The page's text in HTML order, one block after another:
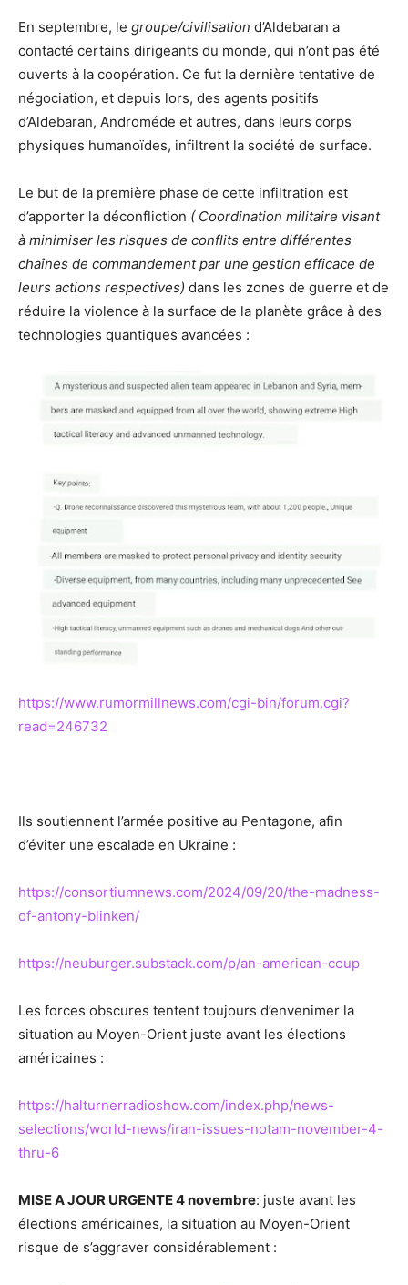
En septembre, le groupe/civilisation d’Aldebaran a
contacté certains dirigeants du monde, qui n’ont pas été
ouverts à la coopération. Ce fut la dernière tentative de
négociation, et depuis lors, des agents positifs
d’Aldebaran, Androméde et autres, dans leurs corps
physiques humanoïdes, infiltrent la société de surface.
Le but de la première phase de cette infiltration est
d’apporter la déconfliction ( Coordination militaire visant
à minimiser les risques de conflits entre différentes
chaînes de commandement par une gestion efficace de
leurs actions respectives) dans les zones de guerre et de
réduire la violence à la surface de la planète grâce à des
technologies quantiques avancées :
https://www.rumormillnews.com/cgi-bin/forum.cgi?
read=246732
Ils soutiennent l’armée positive au Pentagone, afin
d’éviter une escalade en Ukraine :
https://consortiumnews.com/2024/09/20/the-madness-
of-antony-blinken/
https://neuburger.substack.com/p/an-american-coup
Les forces obscures tentent toujours d’envenimer la
situation au Moyen-Orient juste avant les élections
américaines :
https://halturnerradioshow.com/index.php/news-
selections/world-news/iran-issues-notam-november-4-
thru-6
MISE A JOUR URGENTE 4 novembre: juste avant les
élections américaines, la situation au Moyen-Orient
risque de s’aggraver considérablement :